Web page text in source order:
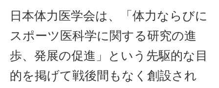
日本体力医学会は、「体力ならびに
スポーツ医科学に関する研究の進
歩、発展の促進」という先駆的な目
的を掲げて戦後間もなく創設され